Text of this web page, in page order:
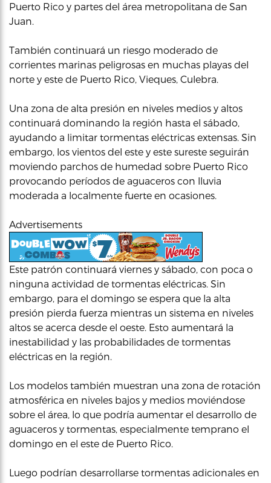
Puerto Rico y partes del área metropolitana de San
Juan.
También continuará un riesgo moderado de
corrientes marinas peligrosas en muchas playas del
norte y este de Puerto Rico, Vieques, Culebra.
Una zona de alta presión en niveles medios y altos
continuará dominando la región hasta el sábado,
ayudando a limitar tormentas eléctricas extensas. Sin
embargo, los vientos del este y este sureste seguirán
moviendo parchos de humedad sobre Puerto Rico
provocando períodos de aguaceros con lluvia
moderada a localmente fuerte en ocasiones.
Advertisements
Este patrón continuará viernes y sábado, con poca o
ninguna actividad de tormentas eléctricas. Sin
embargo, para el domingo se espera que la alta
presión pierda fuerza mientras un sistema en niveles
altos se acerca desde el oeste. Esto aumentará la
inestabilidad y las probabilidades de tormentas
eléctricas en la región.
Los modelos también muestran una zona de rotación
atmosférica en niveles bajos y medios moviéndose
sobre el área, lo que podría aumentar el desarrollo de
aguaceros y tormentas, especialmente temprano el
domingo en el este de Puerto Rico.
Luego podrían desarrollarse tormentas adicionales en